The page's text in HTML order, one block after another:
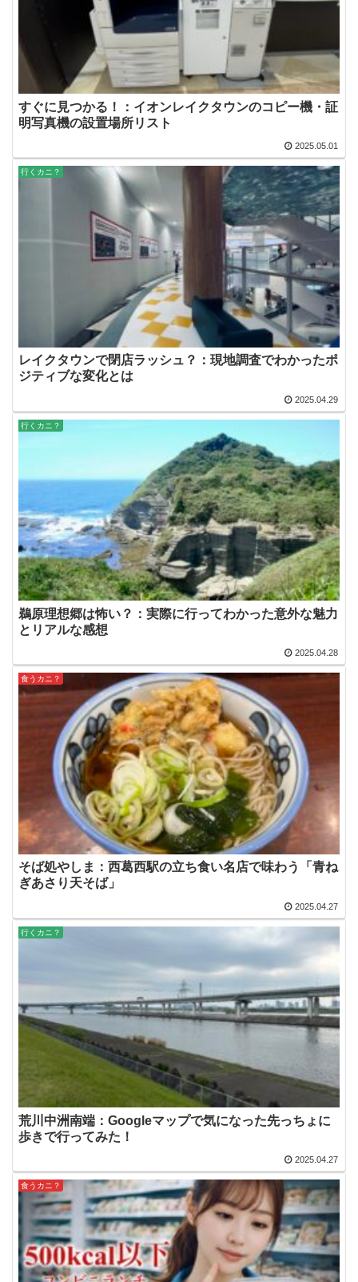
すぐに見つかる！：イオンレイクタウンのコピー機・証
明写真機の設置場所リスト
2025.05.01
行くカニ？
レイクタウンで閉店ラッシュ？：現地調査でわかったポ
ジティブな変化とは
2025.04.29
行くカニ？
鵜原理想郷は怖い？：実際に行ってわかった意外な魅力
とリアルな感想
2025.04.28
食うカニ？
そば処やしま：西葛西駅の立ち食い名店で味わう「青ね
ぎあさり天そば」
2025.04.27
行くカニ？
荒川中洲南端：Googleマップで気になった先っちょに
歩きで行ってみた！
2025.04.27
食うカニ？